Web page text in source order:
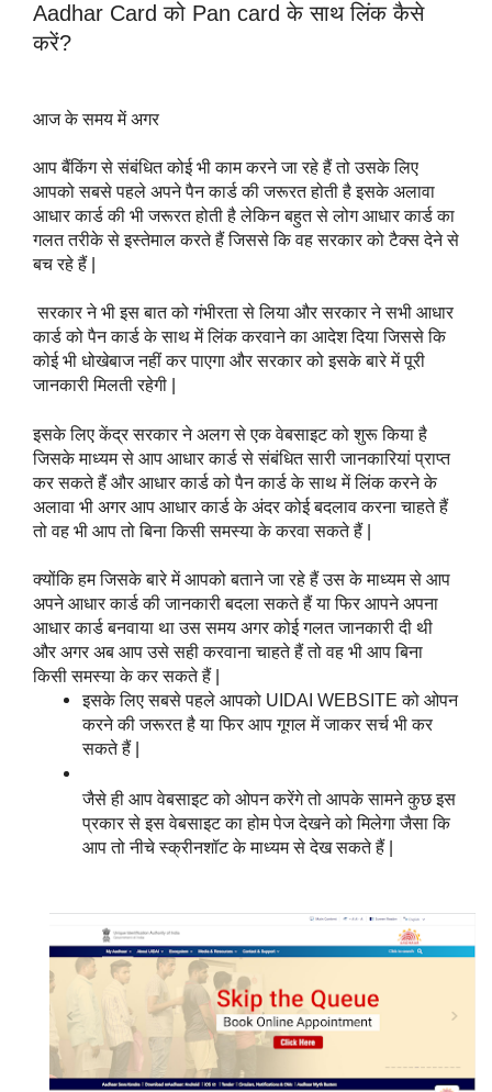
Aadhar Card को Pan card के साथ लिंक कैसे
करें?
आज के समय में अगर
आप बैंकिंग से संबंधित कोई भी काम करने जा रहे हैं तो उसके लिए
आपको सबसे पहले अपने पैन कार्ड की जरूरत होती है इसके अलावा
आधार कार्ड की भी जरूरत होती है लेकिन बहुत से लोग आधार कार्ड का
गलत तरीके से इस्तेमाल करते हैं जिससे कि वह सरकार को टैक्स देने से
बच रहे हैं |
सरकार ने भी इस बात को गंभीरता से लिया और सरकार ने सभी आधार
कार्ड को पैन कार्ड के साथ में लिंक करवाने का आदेश दिया जिससे कि
कोई भी धोखेबाज नहीं कर पाएगा और सरकार को इसके बारे में पूरी
जानकारी मिलती रहेगी |
इसके लिए केंद्र सरकार ने अलग से एक वेबसाइट को शुरू किया है
जिसके माध्यम से आप आधार कार्ड से संबंधित सारी जानकारियां प्राप्त
कर सकते हैं और आधार कार्ड को पैन कार्ड के साथ में लिंक करने के
अलावा भी अगर आप आधार कार्ड के अंदर कोई बदलाव करना चाहते हैं
तो वह भी आप तो बिना किसी समस्या के करवा सकते हैं |
क्योंकि हम जिसके बारे में आपको बताने जा रहे हैं उस के माध्यम से आप
अपने आधार कार्ड की जानकारी बदला सकते हैं या फिर आपने अपना
आधार कार्ड बनवाया था उस समय अगर कोई गलत जानकारी दी थी
और अगर अब आप उसे सही करवाना चाहते हैं तो वह भी आप बिना
किसी समस्या के कर सकते हैं |
इसके लिए सबसे पहले आपको UIDAI WEBSITE को ओपन
करने की जरूरत है या फिर आप गूगल में जाकर सर्च भी कर
सकते हैं |
जैसे ही आप वेबसाइट को ओपन करेंगे तो आपके सामने कुछ इस
प्रकार से इस वेबसाइट का होम पेज देखने को मिलेगा जैसा कि
आप तो नीचे स्क्रीनशॉट के माध्यम से देख सकते हैं |